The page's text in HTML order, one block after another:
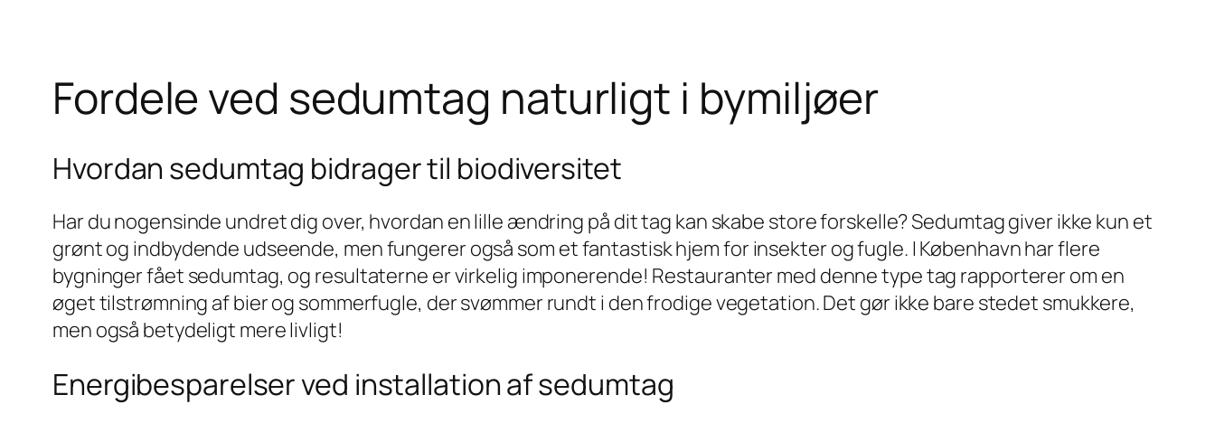
Fordele ved sedumtag naturligt i bymiljøer
Hvordan sedumtag bidrager til biodiversitet
Har du nogensinde undret dig over, hvordan en lille ændring på dit tag kan skabe store forskelle? Sedumtag giver ikke kun et
grønt og indbydende udseende, men fungerer også som et fantastisk hjem for insekter og fugle. I København har flere
bygninger fået sedumtag, og resultaterne er virkelig imponerende! Restauranter med denne type tag rapporterer om en
øget tilstrømning af bier og sommerfugle, der svømmer rundt i den frodige vegetation. Det gør ikke bare stedet smukkere,
men også betydeligt mere livligt!
Energibesparelser ved installation af sedumtag